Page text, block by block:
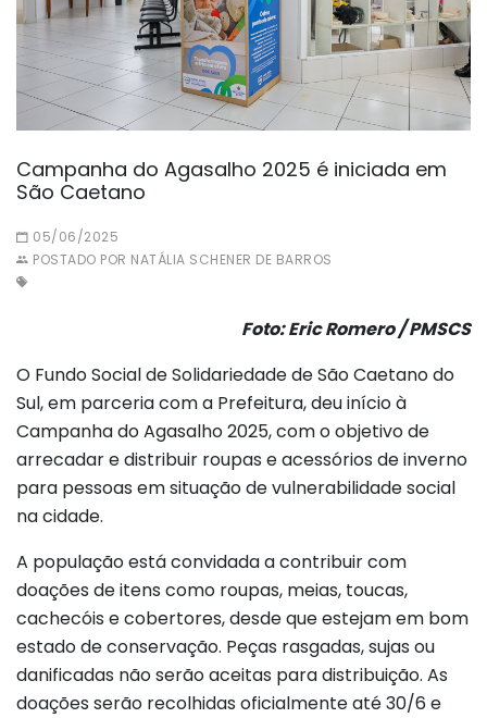
Campanha do Agasalho 2025 é iniciada em
São Caetano
05/06/2025
POSTADO POR NATÁLIA SCHENER DE BARROS
Foto: Eric Romero / PMSCS
O Fundo Social de Solidariedade de São Caetano do
Sul, em parceria com a Prefeitura, deu início à
Campanha do Agasalho 2025, com o objetivo de
arrecadar e distribuir roupas e acessórios de inverno
para pessoas em situação de vulnerabilidade social
na cidade.
A população está convidada a contribuir com
doações de itens como roupas, meias, toucas,
cachecóis e cobertores, desde que estejam em bom
estado de conservação. Peças rasgadas, sujas ou
danificadas não serão aceitas para distribuição. As
doações serão recolhidas oficialmente até 30/6 e